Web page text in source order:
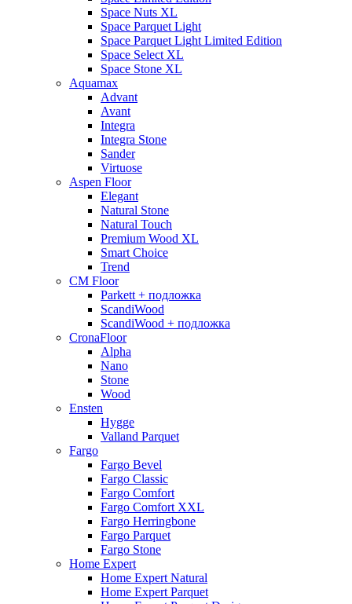
Space Nuts XL
Space Parquet Light
Space Parquet Light Limited Edition
Space Select XL
Space Stone XL
Aquamax
Advant
Avant
Integra
Integra Stone
Sander
Virtuose
Aspen Floor
Elegant
Natural Stone
Natural Touch
Premium Wood XL
Smart Choice
Trend
CM Floor
Parkett + подложка
ScandiWood
ScandiWood + подложка
CronaFloor
Alpha
Nano
Stone
Wood
Ensten
Hygge
Valland Parquet
Fargo
Fargo Bevel
Fargo Classic
Fargo Comfort
Fargo Comfort XXL
Fargo Herringbone
Fargo Parquet
Fargo Stone
Home Expert
Home Expert Natural
Home Expert Parquet